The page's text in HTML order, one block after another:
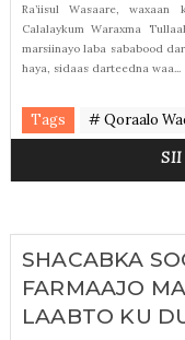
Ra’iisul Wasaare, waxaan
Calalaykum Waraxma
marsiinayo laba sababood
haya, sidaas darteedna waa...
Tags # Qoraalo
SII
SHACABKA
FARMAAJO
LAABTO KU